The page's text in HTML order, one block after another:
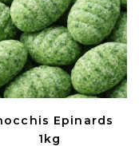
Epinards
1kg